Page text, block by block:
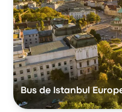
Bus de Istanbul